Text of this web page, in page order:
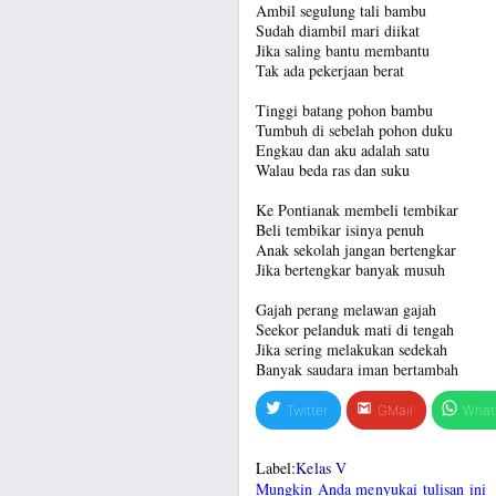
Ambil segulung tali bambu
Sudah diambil mari diikat
Jika saling bantu membantu
Tak ada pekerjaan berat
Tinggi batang pohon bambu
Tumbuh di sebelah pohon duku
Engkau dan aku adalah satu
Walau beda ras dan suku
Ke Pontianak membeli tembikar
Beli tembikar isinya penuh
Anak sekolah jangan bertengkar
Jika bertengkar banyak musuh
Gajah perang melawan gajah
Seekor pelanduk mati di tengah
Jika sering melakukan sedekah
Banyak saudara iman bertambah
Twitter GMail
Label:Kelas V
Mungkin Anda menyukai tulisan ini